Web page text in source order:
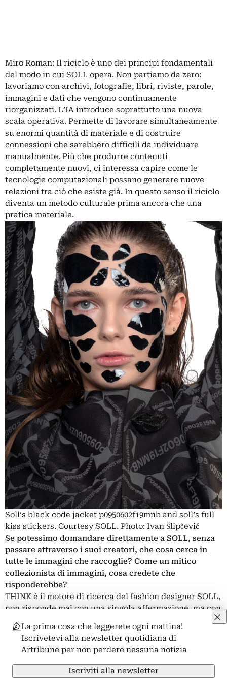
Miro Roman: Il riciclo è uno dei principi fondamentali
del modo in cui SOLL opera. Non partiamo da zero:
lavoriamo con archivi, fotografie, libri, riviste, parole,
immagini e dati che vengono continuamente
riorganizzati. L’IA introduce soprattutto una nuova
scala operativa. Permette di lavorare simultaneamente
su enormi quantità di materiale e di costruire
connessioni che sarebbero difficili da individuare
manualmente. Più che produrre contenuti
completamente nuovi, ci interessa capire come le
tecnologie computazionali possano generare nuove
relazioni tra ciò che esiste già. In questo senso il riciclo
diventa un metodo culturale prima ancora che una
pratica materiale.
Soll’s black code jacket p0950602f19mnb and soll’s full
kiss stickers. Courtesy SOLL. Photo: Ivan Šlipčević
Se potessimo domandare direttamente a SOLL, senza
passare attraverso i suoi creatori, che cosa cerca in
tutte le immagini che raccoglie? Come un mitico
collezionista di immagini, cosa credete che
risponderebbe?
THINK è il motore di ricerca del fashion designer SOLL,
non risponde mai con una singola affermazione, ma con
l’utente seleziona un Topic of Conversation, che
fornisce a SOLL una direzione e una prospettiva per
interpretare la richiesta. In questo esempio, SOLL
risponde attraverso il suo Movie Brain, una libreria
curata di film preferiti organizzata come una galassia di
La prima cosa che leggerete ogni mattina!
Iscrivetevi alla newsletter quotidiana di
Artribune per non perdere nessuna notizia
Iscriviti alla newsletter